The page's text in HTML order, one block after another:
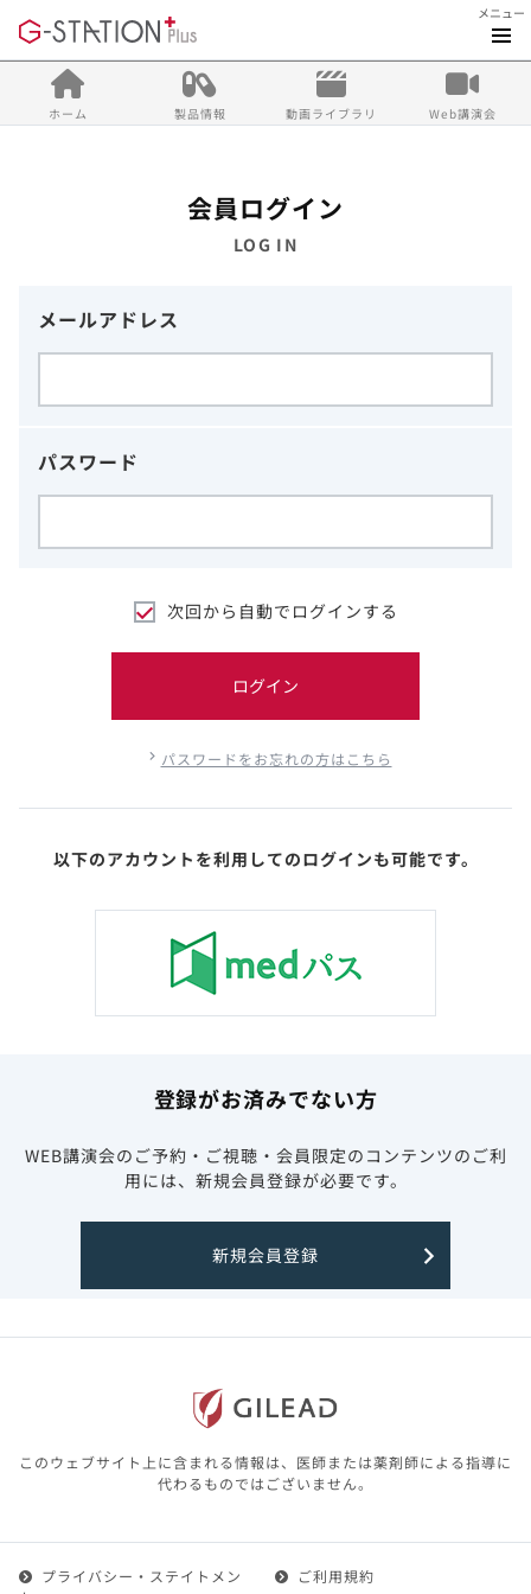
メニュー
ホーム 製品情報 動画ライブラリ Web講演会
会員ログイン
LOG IN
メールアドレス
パスワード
次回から自動でログインする
ログイン
パスワードをお忘れの方はこちら
以下のアカウントを利用してのログインも可能です。
登録がお済みでない方
WEB講演会のご予約・ご視聴・会員限定のコンテンツのご利
用には、新規会員登録が必要です。
新規会員登録
このウェブサイト上に含まれる情報は、医師または薬剤師による指導に
代わるものではございません。
プライバシー・ステイトメン
ご利用規約